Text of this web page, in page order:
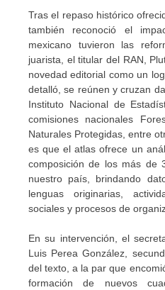
Tras el repaso histórico
también reconoció el
mexicano tuvieron las
juarista, el titular del RAN,
novedad editorial como un
detalló, se reúnen y cruzan
Instituto Nacional de
comisiones nacionales
Naturales Protegidas, entre
es que el atlas ofrece un
composición de los más de
nuestro país, brindando
lenguas originarias,
sociales y procesos de
En su intervención, el
Luis Perea González,
del texto, a la par que
formación de nuevos